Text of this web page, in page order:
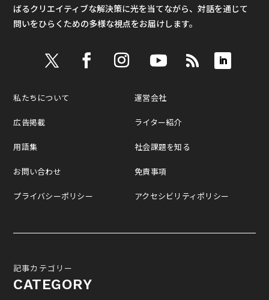
ばるクリエイティブな解決策に光を当てながら、対話を通じて
問いをひらくための多様な視点をお届けします。
私たちについて
広告掲載
用語集
お問い合わせ
プライバシーポリシー
運営会社
ライター紹介
社会課題を知る
免責事項
アクセシビリティポリシー
記事カテゴリー
CATEGORY